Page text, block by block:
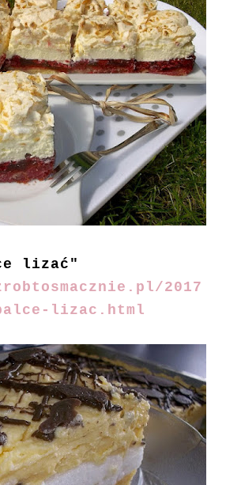
lizać"
2017
lizac.html